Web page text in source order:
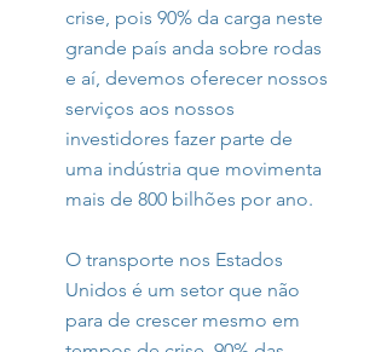
crise, pois 90% da carga neste
grande país anda sobre rodas
e aí, devemos oferecer nossos
serviços aos nossos
investidores fazer parte de
uma indústria que movimenta
mais de 800 bilhões por ano.
O transporte nos Estados
Unidos é um setor que não
para de crescer mesmo em